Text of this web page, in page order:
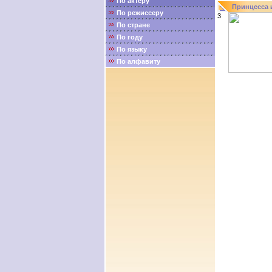
По режиссеру
По стране
По году
По языку
По алфавиту
Принцесса
3